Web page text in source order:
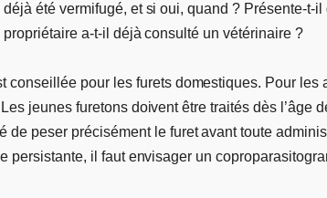
été vermifugé, et si oui, quand ? Présente-t-
a-t-il déjà consulté un vétérinaire ?
pour les furets domestiques. Pour les
jeunes furetons doivent être traités dès l’âge
peser précisément le furet avant toute
il faut envisager un